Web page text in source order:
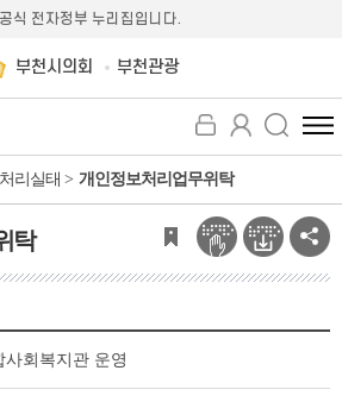
식 전자정부 누리집입니다.
부천시의회 부천관광
전
체
뉴
보
기
리실태 > 개인정보처리업무위탁
탁
사회복지관 운영